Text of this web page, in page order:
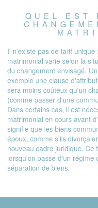
QUEL EST
Il n'existe pas de tarif
matrimonial varie selon la
du changement envisagé.
exemple une clause
sera moins coûteux qu'un
(comme passer d'une
Dans certains cas, il est
matrimonial en cours avant
signifie que les biens
époux, comme s'ils
nouveau cadre juridique. Ce
lorsqu'on passe d'un régime
séparation de biens.